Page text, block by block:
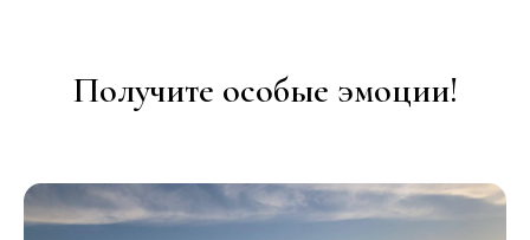
Получите особые эмоции!